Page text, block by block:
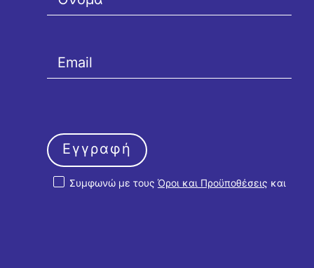
Συμφωνώ με τους Όροι και Προϋποθέσεις και
Εγγραφή